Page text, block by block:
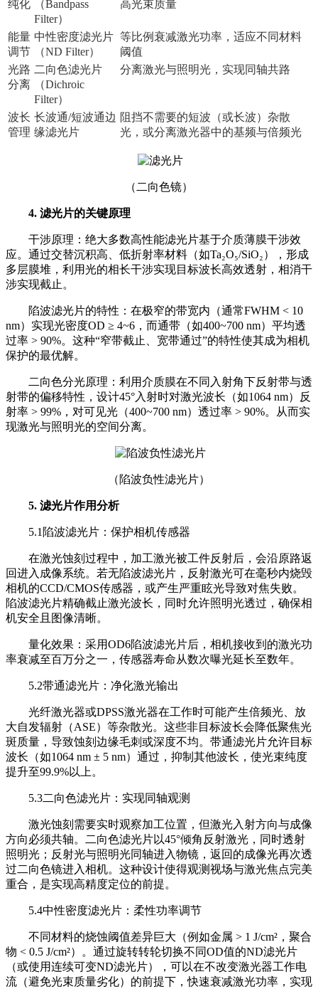
纯化
（Bandpass
Filter）
高光束质量
能量
调节
中性密度滤光片
（ND Filter）
等比例衰减激光功率，适应不同材料
阈值
光路
分离
二向色滤光片
（Dichroic
Filter）
分离激光与照明光，实现同轴共路
波长
管理
长波通/短波通边
缘滤光片
阻挡不需要的短波（或长波）杂散
光，或分离激光器中的基频与倍频光
（二向色镜）
4. 滤光片的关键原理
干涉原理：绝大多数高性能滤光片基于介质薄膜干涉效
应。通过交替沉积高、低折射率材料（如Ta₂O₅/SiO₂），形成
多层膜堆，利用光的相长干涉实现目标波长高效透射，相消干
涉实现截止。
陷波滤光片的特性：在极窄的带宽内（通常FWHM < 10
nm）实现光密度OD ≥ 4~6，而通带（如400~700 nm）平均透
过率 > 90%。这种“窄带截止、宽带通过”的特性使其成为相机
保护的最优解。
二向色分光原理：利用介质膜在不同入射角下反射带与透
射带的偏移特性，设计45°入射时对激光波长（如1064 nm）反
射率 > 99%，对可见光（400~700 nm）透过率 > 90%。从而实
现激光与照明光的空间分离。
（陷波负性滤光片）
5. 滤光片作用分析
5.1陷波滤光片：保护相机传感器
在激光蚀刻过程中，加工激光被工件反射后，会沿原路返
回进入成像系统。若无陷波滤光片，反射激光可在毫秒内烧毁
相机的CCD/CMOS传感器，或产生严重眩光导致对焦失败。
陷波滤光片精确截止激光波长，同时允许照明光透过，确保相
机安全且图像清晰。
量化效果：采用OD6陷波滤光片后，相机接收到的激光功
率衰减至百万分之一，传感器寿命从数次曝光延长至数年。
5.2带通滤光片：净化激光输出
光纤激光器或DPSS激光器在工作时可能产生倍频光、放
大自发辐射（ASE）等杂散光。这些非目标波长会降低聚焦光
斑质量，导致蚀刻边缘毛刺或深度不均。带通滤光片允许目标
波长（如1064 nm ± 5 nm）通过，抑制其他波长，使光束纯度
提升至99.9%以上。
5.3二向色滤光片：实现同轴观测
激光蚀刻需要实时观察加工位置，但激光入射方向与成像
方向必须共轴。二向色滤光片以45°倾角反射激光，同时透射
照明光；反射光与照明光同轴进入物镜，返回的成像光再次透
过二向色镜进入相机。这种设计使得观测视场与激光焦点完美
重合，是实现高精度定位的前提。
5.4中性密度滤光片：柔性功率调节
不同材料的烧蚀阈值差异巨大（例如金属 > 1 J/cm²，聚合
物 < 0.5 J/cm²）。通过旋转转轮切换不同OD值的ND滤光片
（或使用连续可变ND滤光片），可以在不改变激光器工作电
流（避免光束质量劣化）的前提下，快速衰减激光功率，实现